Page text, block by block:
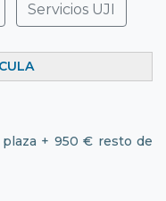
Servicios UJI
+ 950 € resto de